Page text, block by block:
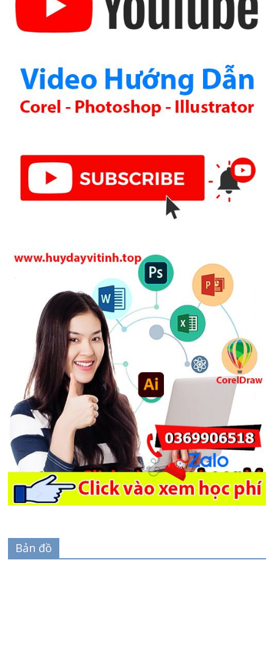
Bản đồ